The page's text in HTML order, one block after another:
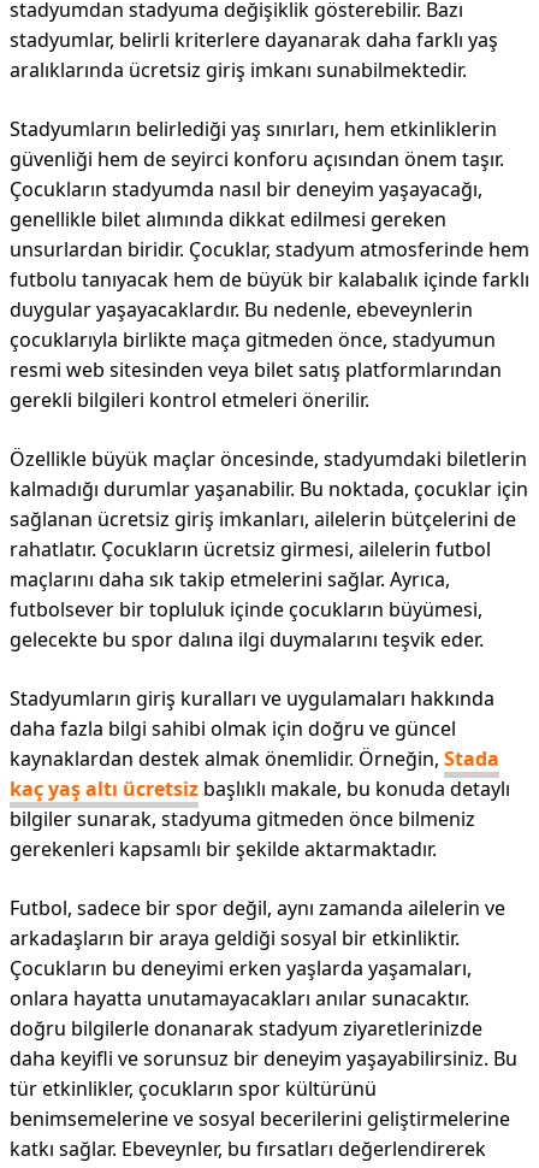
stadyumdan stadyuma değişiklik gösterebilir. Bazı
stadyumlar, belirli kriterlere dayanarak daha farklı yaş
aralıklarında ücretsiz giriş imkanı sunabilmektedir.
Stadyumların belirlediği yaş sınırları, hem etkinliklerin
güvenliği hem de seyirci konforu açısından önem taşır.
Çocukların stadyumda nasıl bir deneyim yaşayacağı,
genellikle bilet alımında dikkat edilmesi gereken
unsurlardan biridir. Çocuklar, stadyum atmosferinde hem
futbolu tanıyacak hem de büyük bir kalabalık içinde farklı
duygular yaşayacaklardır. Bu nedenle, ebeveynlerin
çocuklarıyla birlikte maça gitmeden önce, stadyumun
resmi web sitesinden veya bilet satış platformlarından
gerekli bilgileri kontrol etmeleri önerilir.
Özellikle büyük maçlar öncesinde, stadyumdaki biletlerin
kalmadığı durumlar yaşanabilir. Bu noktada, çocuklar için
sağlanan ücretsiz giriş imkanları, ailelerin bütçelerini de
rahatlatır. Çocukların ücretsiz girmesi, ailelerin futbol
maçlarını daha sık takip etmelerini sağlar. Ayrıca,
futbolsever bir topluluk içinde çocukların büyümesi,
gelecekte bu spor dalına ilgi duymalarını teşvik eder.
Stadyumların giriş kuralları ve uygulamaları hakkında
daha fazla bilgi sahibi olmak için doğru ve güncel
kaynaklardan destek almak önemlidir. Örneğin, Stada
kaç yaş altı ücretsiz başlıklı makale, bu konuda detaylı
bilgiler sunarak, stadyuma gitmeden önce bilmeniz
gerekenleri kapsamlı bir şekilde aktarmaktadır.
Futbol, sadece bir spor değil, aynı zamanda ailelerin ve
arkadaşların bir araya geldiği sosyal bir etkinliktir.
Çocukların bu deneyimi erken yaşlarda yaşamaları,
onlara hayatta unutamayacakları anılar sunacaktır.
doğru bilgilerle donanarak stadyum ziyaretlerinizde
daha keyifli ve sorunsuz bir deneyim yaşayabilirsiniz. Bu
tür etkinlikler, çocukların spor kültürünü
benimsemelerine ve sosyal becerilerini geliştirmelerine
katkı sağlar. Ebeveynler, bu fırsatları değerlendirerek